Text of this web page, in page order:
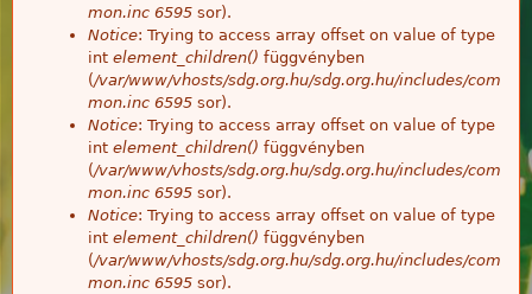
mon.inc 6595 sor).
Notice: Trying to access array offset on value of type
int element_children() függvényben
(/var/www/vhosts/sdg.org.hu/sdg.org.hu/includes/com
mon.inc 6595 sor).
Notice: Trying to access array offset on value of type
int element_children() függvényben
(/var/www/vhosts/sdg.org.hu/sdg.org.hu/includes/com
mon.inc 6595 sor).
Notice: Trying to access array offset on value of type
int element_children() függvényben
(/var/www/vhosts/sdg.org.hu/sdg.org.hu/includes/com
mon.inc 6595 sor).